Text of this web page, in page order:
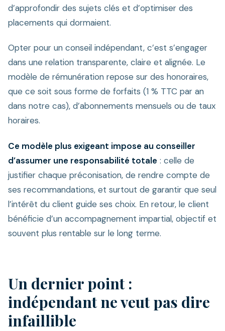
d’approfondir des sujets clés et d’optimiser des
placements qui dormaient.
Opter pour un conseil indépendant, c’est s’engager
dans une relation transparente, claire et alignée. Le
modèle de rémunération repose sur des honoraires,
que ce soit sous forme de forfaits (1 % TTC par an
dans notre cas), d’abonnements mensuels ou de taux
horaires.
Ce modèle plus exigeant impose au conseiller
d’assumer une responsabilité totale : celle de
justifier chaque préconisation, de rendre compte de
ses recommandations, et surtout de garantir que seul
l’intérêt du client guide ses choix. En retour, le client
bénéficie d’un accompagnement impartial, objectif et
souvent plus rentable sur le long terme.
Un dernier point :
indépendant ne veut pas dire
infaillible